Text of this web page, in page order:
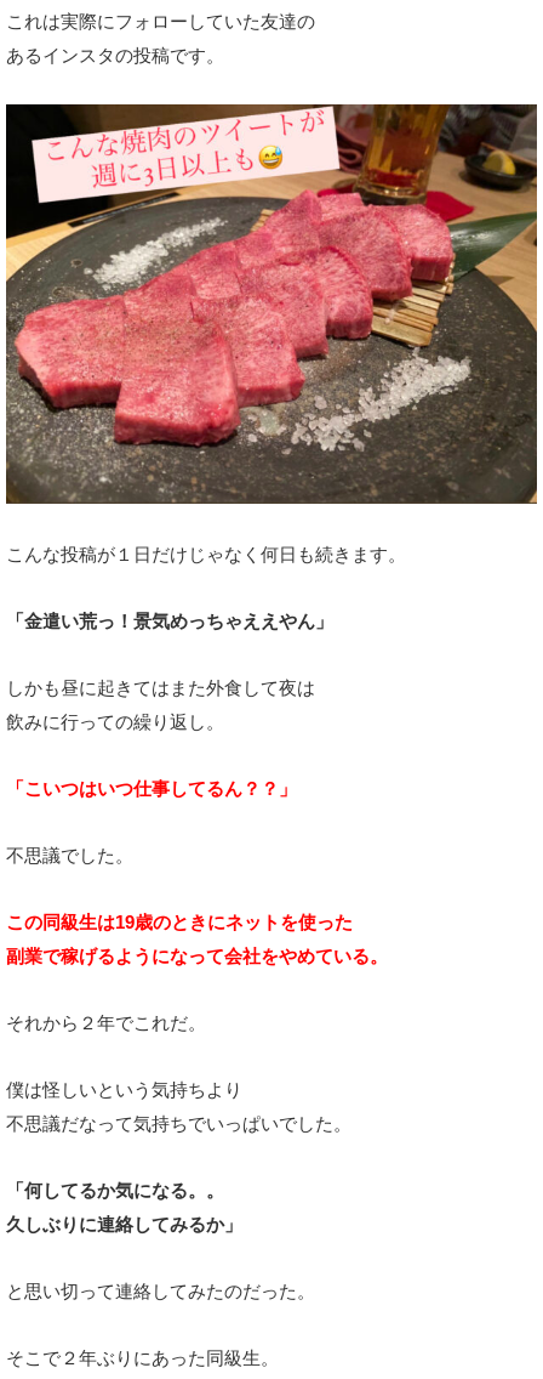
これは実際にフォローしていた友達の
あるインスタの投稿です。
こんな投稿が１日だけじゃなく何日も続きます。
「金遣い荒っ！景気めっちゃええやん」
しかも昼に起きてはまた外食して夜は
飲みに行っての繰り返し。
「こいつはいつ仕事してるん？？」
不思議でした。
この同級生は19歳のときにネットを使った
副業で稼げるようになって会社をやめている。
それから２年でこれだ。
僕は怪しいという気持ちより
不思議だなって気持ちでいっぱいでした。
「何してるか気になる。。
久しぶりに連絡してみるか」
と思い切って連絡してみたのだった。
そこで２年ぶりにあった同級生。